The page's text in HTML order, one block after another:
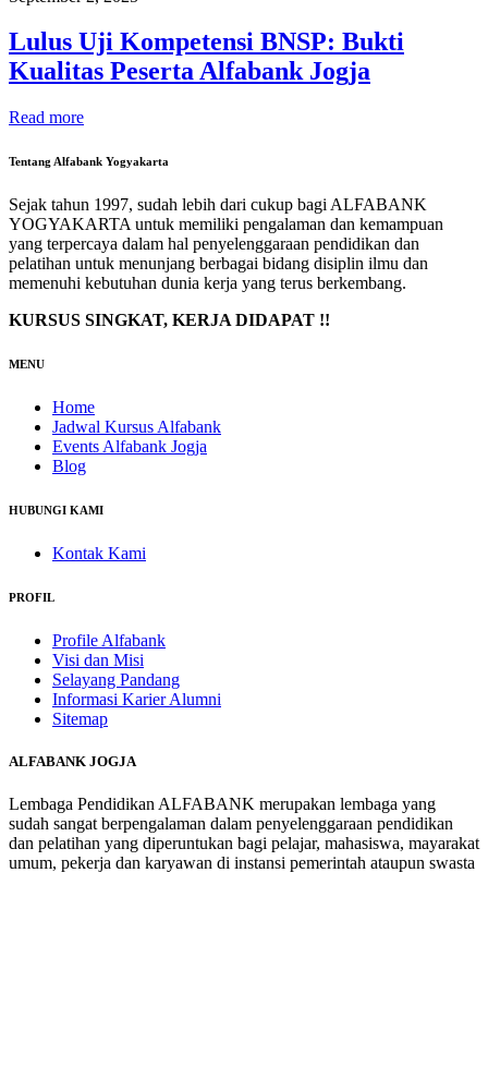
Lulus Uji Kompetensi BNSP: Bukti
Kualitas Peserta Alfabank Jogja
Read more
Tentang Alfabank Yogyakarta
Sejak tahun 1997, sudah lebih dari cukup bagi ALFABANK
YOGYAKARTA untuk memiliki pengalaman dan kemampuan
yang terpercaya dalam hal penyelenggaraan pendidikan dan
pelatihan untuk menunjang berbagai bidang disiplin ilmu dan
memenuhi kebutuhan dunia kerja yang terus berkembang.
KURSUS SINGKAT, KERJA DIDAPAT !!
MENU
Home
Jadwal Kursus Alfabank
Events Alfabank Jogja
Blog
HUBUNGI KAMI
Kontak Kami
PROFIL
Profile Alfabank
Visi dan Misi
Selayang Pandang
Informasi Karier Alumni
Sitemap
ALFABANK JOGJA
Lembaga Pendidikan ALFABANK merupakan lembaga yang
sudah sangat berpengalaman dalam penyelenggaraan pendidikan
dan pelatihan yang diperuntukan bagi pelajar, mahasiswa, mayarakat
umum, pekerja dan karyawan di instansi pemerintah ataupun swasta